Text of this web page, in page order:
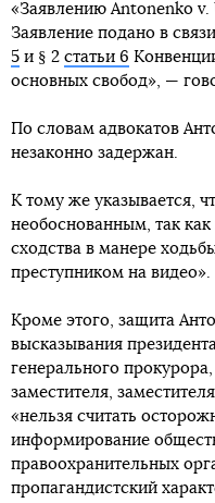
«Заявлению Antonenko
Заявление подано в
5 и § 2 статьи 6
основных свобод», —
По словам адвокатов
незаконно задержан.
К тому же указывается,
необоснованным, так
сходства в манере
преступником на видео».
Кроме этого, защита
высказывания
генерального
заместителя,
«нельзя считать
информирование
правоохранительных
пропагандистский